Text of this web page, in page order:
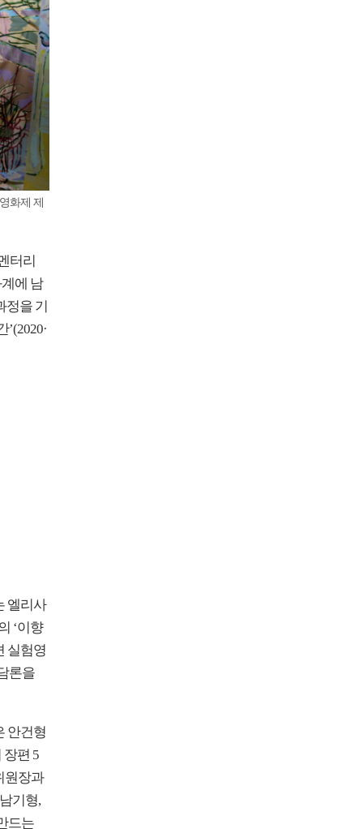
화제 제
터리
에 남
을 기
엘리사
‘이향
실험영
론을
안건형
장편 5
원장과
기형,
드는